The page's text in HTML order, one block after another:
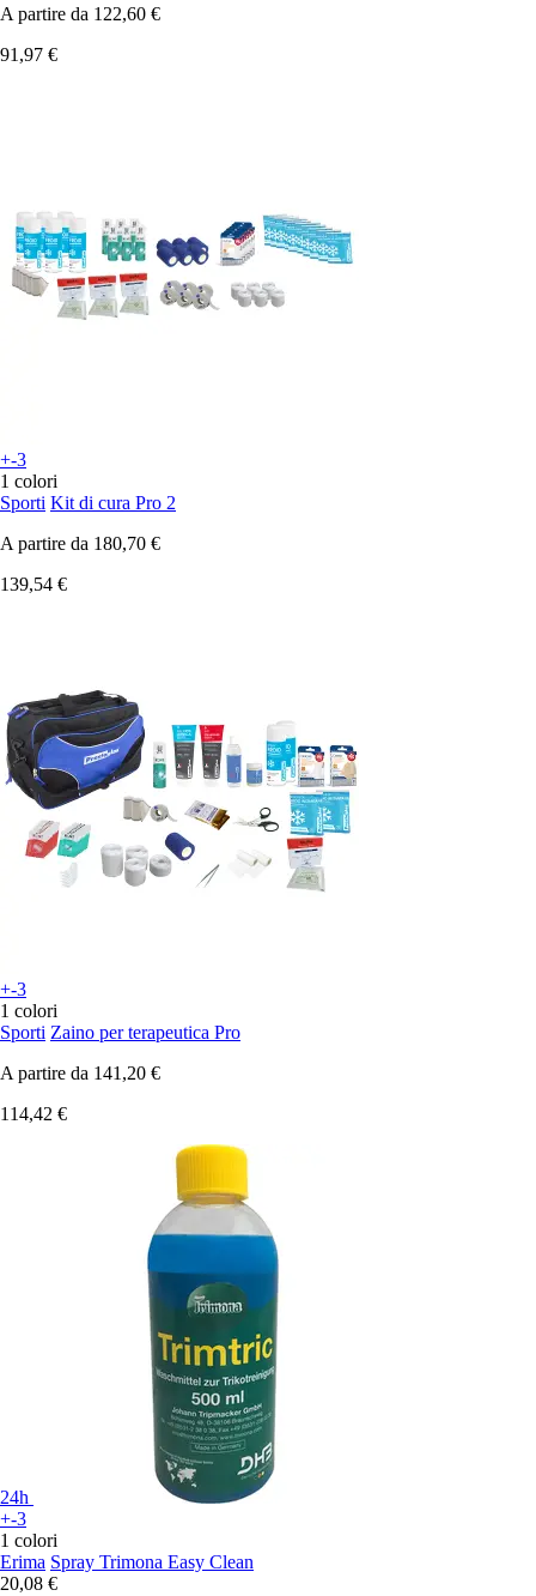
A partire da 122,60 €
91,97 €
+-3
1 colori
Sporti Kit di cura Pro 2
A partire da 180,70 €
139,54 €
+-3
1 colori
Sporti Zaino per terapeutica Pro
A partire da 141,20 €
114,42 €
24h
+-3
1 colori
Erima Spray Trimona Easy Clean
20,08 €